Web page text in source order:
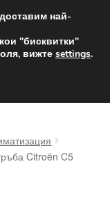
свят
Citroën C5
най-
"бисквитки"
вижте settings.